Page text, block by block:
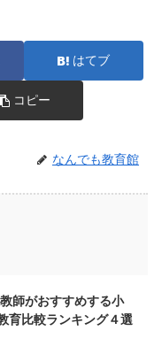
はてブ
コピー
なんでも教育館
師がおすすめする小
育比較ランキング４選